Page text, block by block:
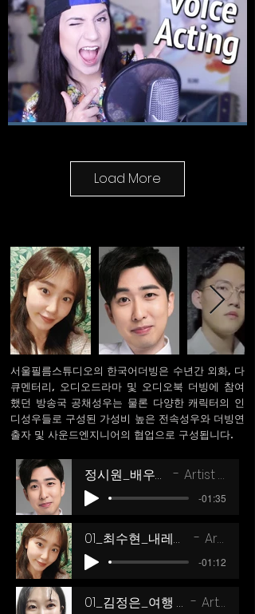
다른 녹음스튜디오나 방송국, 다양한 콘텐츠
제작회사에 필요한 전속성우를 파견합니다.
저희 전속성우들은 실력이 검증된 성실한 성
우들로 성우들의 샘플을 확인하고 요청하시기
영상 & 영화 후반 사운드디자인
현장에서 녹음된 배경음, 대사는 물론 영상음
악, 효과음, Foley Artist가 만든 효과음을 종합
적으로 연출의도에 맞게 사운드 디자인 작업
을 수행합니다. 또한 영화의 경우 극장상영이
다.
Load More
서울필름스튜디오의 한국어더빙은 수년간 외화, 다
큐멘터리, 오디오드라마 및 오디오북 더빙에 참여
했던 방송국 공채성우는 물론 다양한 캐릭터의 인
디성우들로 구성된 가성비 높은 전속성우와 더빙연
출자 및 사운드엔지니어의 협업으로 구성됩니다.
정시원_배우인사말_01 Artist Name
-01:35
01_최수현_내레이션 - 밝고 자연스러운 느낌 Artist Name
-01:12
01_김정은_여행 내레이션_ 밝은 일반인 Artist Name